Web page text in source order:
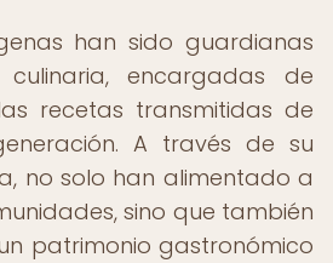
han sido guardianas
encargadas de
recetas transmitidas de
A través de su
no solo han alimentado a
sino que también
patrimonio gastronómico